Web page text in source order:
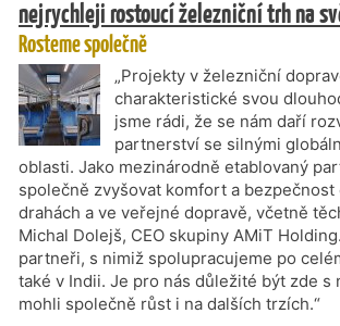
nejrychleji rostoucí železniční trh na
Rosteme společně
„Projekty v železniční
charakteristické svou
jsme rádi, že se nám daří
partnerství se silnými
oblasti. Jako mezinárodně etablovaný
společně zvyšovat komfort a
drahách a ve veřejné dopravě, včetně
Michal Dolejš, CEO skupiny AMiT
partneři, s nimiž spolupracujeme po
také v Indii. Je pro nás důležité být zde s
mohli společně růst i na dalších trzích.“